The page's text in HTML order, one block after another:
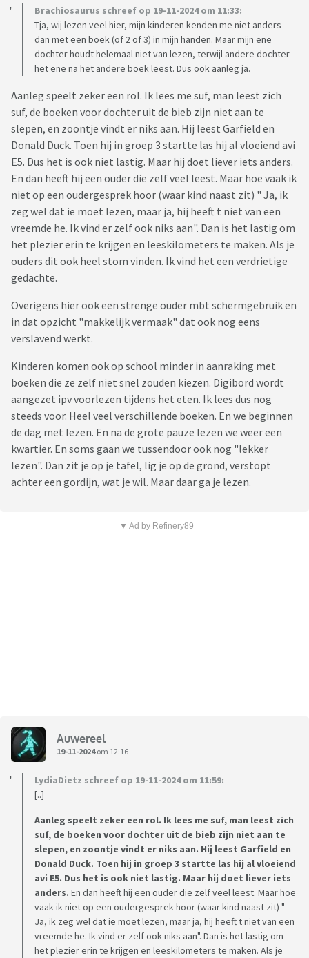
Brachiosaurus schreef op 19-11-2024 om 11:33:
Tja, wij lezen veel hier, mijn kinderen kenden me niet anders
dan met een boek (of 2 of 3) in mijn handen. Maar mijn ene
dochter houdt helemaal niet van lezen, terwijl andere dochter
het ene na het andere boek leest. Dus ook aanleg ja.
Aanleg speelt zeker een rol. Ik lees me suf, man leest zich
suf, de boeken voor dochter uit de bieb zijn niet aan te
slepen, en zoontje vindt er niks aan. Hij leest Garfield en
Donald Duck. Toen hij in groep 3 startte las hij al vloeiend avi
E5. Dus het is ook niet lastig. Maar hij doet liever iets anders.
En dan heeft hij een ouder die zelf veel leest. Maar hoe vaak ik
niet op een oudergesprek hoor (waar kind naast zit) " Ja, ik
zeg wel dat ie moet lezen, maar ja, hij heeft t niet van een
vreemde he. Ik vind er zelf ook niks aan". Dan is het lastig om
het plezier erin te krijgen en leeskilometers te maken. Als je
ouders dit ook heel stom vinden. Ik vind het een verdrietige
gedachte.
Overigens hier ook een strenge ouder mbt schermgebruik en
in dat opzicht "makkelijk vermaak" dat ook nog eens
verslavend werkt.
Kinderen komen ook op school minder in aanraking met
boeken die ze zelf niet snel zouden kiezen. Digibord wordt
aangezet ipv voorlezen tijdens het eten. Ik lees dus nog
steeds voor. Heel veel verschillende boeken. En we beginnen
de dag met lezen. En na de grote pauze lezen we weer een
kwartier. En soms gaan we tussendoor ook nog "lekker
lezen". Dan zit je op je tafel, lig je op de grond, verstopt
achter een gordijn, wat je wil. Maar daar ga je lezen.
▼ Ad by Refinery89
Auwereel
19-11-2024om 12:16
LydiaDietz schreef op 19-11-2024 om 11:59:
[..]
Aanleg speelt zeker een rol. Ik lees me suf, man leest zich
suf, de boeken voor dochter uit de bieb zijn niet aan te
slepen, en zoontje vindt er niks aan. Hij leest Garfield en
Donald Duck. Toen hij in groep 3 startte las hij al vloeiend
avi E5. Dus het is ook niet lastig. Maar hij doet liever iets
anders. En dan heeft hij een ouder die zelf veel leest. Maar hoe
vaak ik niet op een oudergesprek hoor (waar kind naast zit) "
Ja, ik zeg wel dat ie moet lezen, maar ja, hij heeft t niet van een
vreemde he. Ik vind er zelf ook niks aan". Dan is het lastig om
het plezier erin te krijgen en leeskilometers te maken. Als je